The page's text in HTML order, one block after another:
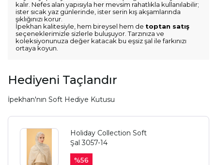
kalır. Nefes alan yapısıyla her mevsim rahatlıkla kullanılabilir;
ister sıcak yaz günlerinde, ister serin kış akşamlarında
şıklığınızı korur.
İpekhan kalitesiyle, hem bireysel hem de toptan satış
seçeneklerimizle sizlerle buluşuyor. Tarzınıza ve
koleksiyonunuza değer katacak bu eşsiz şal ile farkınızı
ortaya koyun.
Hediyeni Taçlandır
İpekhan'nın Soft Hediye Kutusu
Holiday Collection Soft
Şal 3057-14
%56